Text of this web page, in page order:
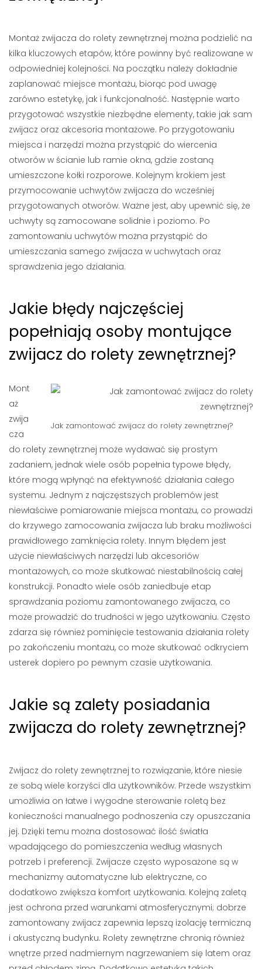
Montaż zwijacza do rolety zewnętrznej można podzielić na
kilka kluczowych etapów, które powinny być realizowane w
odpowiedniej kolejności. Na początku należy dokładnie
zaplanować miejsce montażu, biorąc pod uwagę
zarówno estetykę, jak i funkcjonalność. Następnie warto
przygotować wszystkie niezbędne elementy, takie jak sam
zwijacz oraz akcesoria montażowe. Po przygotowaniu
miejsca i narzędzi można przystąpić do wiercenia
otworów w ścianie lub ramie okna, gdzie zostaną
umieszczone kołki rozporowe. Kolejnym krokiem jest
przymocowanie uchwytów zwijacza do wcześniej
przygotowanych otworów. Ważne jest, aby upewnić się, że
uchwyty są zamocowane solidnie i poziomo. Po
zamontowaniu uchwytów można przystąpić do
umieszczania samego zwijacza w uchwytach oraz
sprawdzenia jego działania.
Jakie błędy najczęściej
popełniają osoby montujące
zwijacz do rolety zewnętrznej?
Jak zamontować zwijacz do rolety zewnętrznej?
Mont
aż
zwija
cza
do rolety zewnętrznej może wydawać się prostym
zadaniem, jednak wiele osób popełnia typowe błędy,
które mogą wpłynąć na efektywność działania całego
systemu. Jednym z najczęstszych problemów jest
niewłaściwe pomiarowanie miejsca montażu, co prowadzi
do krzywego zamocowania zwijacza lub braku możliwości
prawidłowego zamknięcia rolety. Innym błędem jest
użycie niewłaściwych narzędzi lub akcesoriów
montażowych, co może skutkować niestabilnością całej
konstrukcji. Ponadto wiele osób zaniedbuje etap
sprawdzania poziomu zamontowanego zwijacza, co
może prowadzić do trudności w jego użytkowaniu. Często
zdarza się również pominięcie testowania działania rolety
po zakończeniu montażu, co może skutkować odkryciem
usterek dopiero po pewnym czasie użytkowania.
Jakie są zalety posiadania
zwijacza do rolety zewnętrznej?
Zwijacz do rolety zewnętrznej to rozwiązanie, które niesie
ze sobą wiele korzyści dla użytkowników. Przede wszystkim
umożliwia on łatwe i wygodne sterowanie roletą bez
konieczności manualnego podnoszenia czy opuszczania
jej. Dzięki temu można dostosować ilość światła
wpadającego do pomieszczenia według własnych
potrzeb i preferencji. Zwijacze często wyposażone są w
mechanizmy automatyczne lub elektryczne, co
dodatkowo zwiększa komfort użytkowania. Kolejną zaletą
jest ochrona przed warunkami atmosferycznymi; dobrze
zamontowany zwijacz zapewnia lepszą izolację termiczną
i akustyczną budynku. Rolety zewnętrzne chronią również
wnętrze przed nadmiernym nagrzewaniem się latem oraz